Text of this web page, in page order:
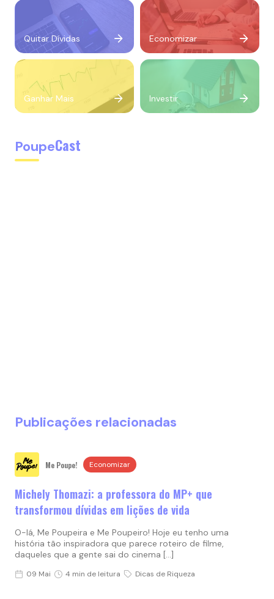
Quitar Dívidas Economizar
Ganhar Mais Investir
PoupeCast
Publicações relacionadas
Me Poupe! Economizar
Michely Thomazi: a professora do MP+ que
transformou dívidas em lições de vida
O-lá, Me Poupeira e Me Poupeiro! Hoje eu tenho uma
história tão inspiradora que parece roteiro de filme,
daqueles que a gente sai do cinema […]
09 Mai 4 min de leitura Dicas de Riqueza